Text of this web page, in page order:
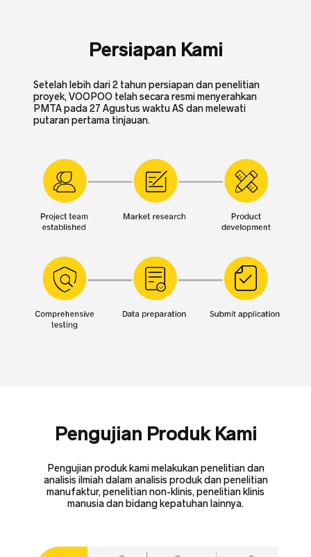
Persiapan Kami
Setelah lebih dari 2 tahun persiapan dan penelitian
proyek, VOOPOO telah secara resmi menyerahkan
PMTA pada 27 Agustus waktu AS dan melewati
putaran pertama tinjauan.
Pengujian Produk Kami
Pengujian produk kami melakukan penelitian dan
analisis ilmiah dalam analisis produk dan penelitian
manufaktur, penelitian non-klinis, penelitian klinis
manusia dan bidang kepatuhan lainnya.